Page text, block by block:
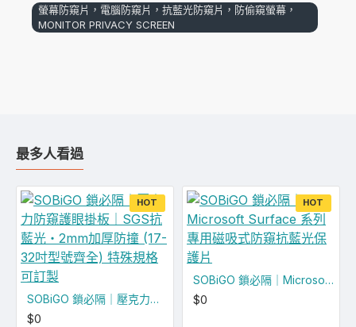
螢幕防窺片，電腦防窺片，抗藍光防窺片，防偷窺螢幕，
MONITOR PRIVACY SCREEN
最多人看過
HOT
SOBiGO 鎖必隔｜壓克力防窺護眼掛板｜SGS抗藍光・2mm加厚防撞 (17-32吋型號齊全) 特殊規格可訂製
$0
HOT
SOBiGO 鎖必隔｜Microsoft Surface 系列專用磁吸式防窺抗藍光保護片
$0